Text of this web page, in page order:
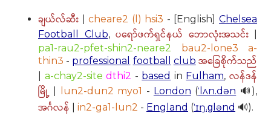
ချယ်လ်ဆီး |cheare2 (l) hsi3 - [English]Chelsea
Football Club, ပရော်ဖက်ရှင်နယ် ဘောလုံးအသင်း|
pa1-rau2-pfet-shin2-neare2
bau2-lone3 a-
thin3 - professional football club အခြေစိုက်သည်
a-chay2-site dthi2 - based in Fulham,လန်ဒန်
မြို့
lun2-dun2 myo1 - London (ˈlʌn.dən 🔊),
အင်္ဂလန် in2-ga1-lun2 - England (ˈɪŋ.ɡlənd 🔊).